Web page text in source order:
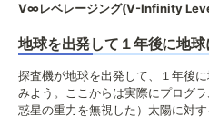
V∞レベレージング(V-Infinity
地球を出発して１年後に地
探査機が地球を出発して、１年後
みよう。ここからは実際にプログ
惑星の重力を無視した）太陽に対す